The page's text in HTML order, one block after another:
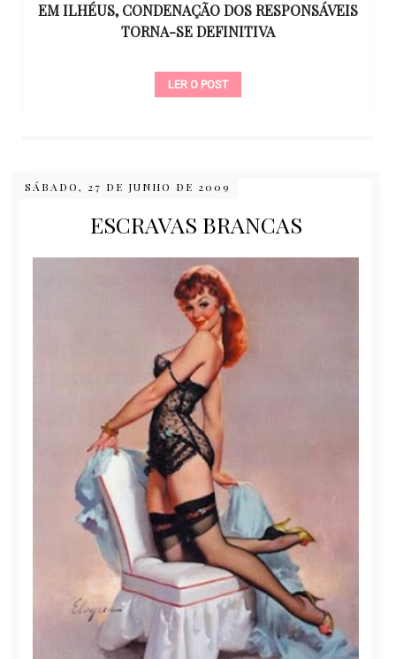
EM ILHÉUS, CONDENAÇÃO DOS RESPONSÁVEIS
TORNA-SE DEFINITIVA
LER O POST
SÁBADO, 27 DE JUNHO DE 2009
ESCRAVAS BRANCAS